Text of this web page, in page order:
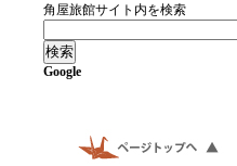
角屋旅館サイト内を検索
Google